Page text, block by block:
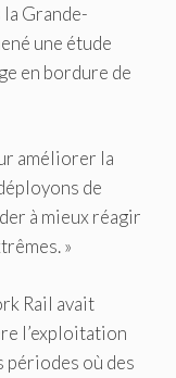
Grande-
une étude
en bordure de
améliorer la
de
à mieux réagir
»
Rail avait
l’exploitation
périodes où des